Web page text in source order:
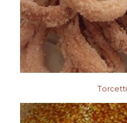
Torcetti